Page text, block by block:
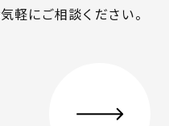
軽にご相談ください。